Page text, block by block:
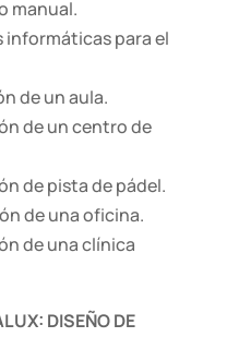
manual.
informáticas para el
de un aula.
de un centro de
de pista de pádel.
de una oficina.
de una clínica
DISEÑO DE